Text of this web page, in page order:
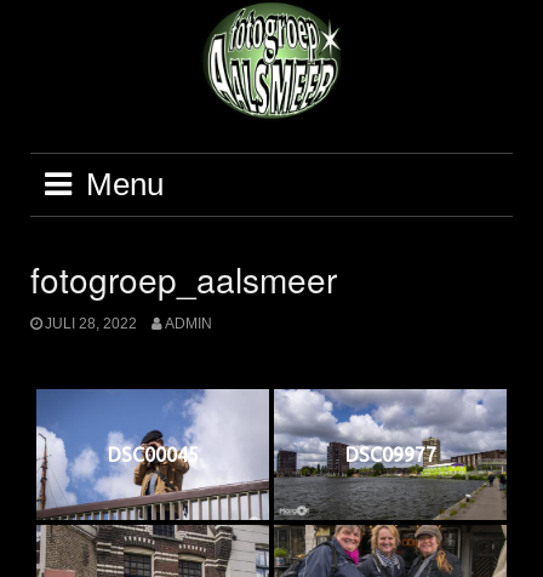
Menu
fotogroep_aalsmeer
JULI 28, 2022 ADMIN
DSC00045 DSC09977